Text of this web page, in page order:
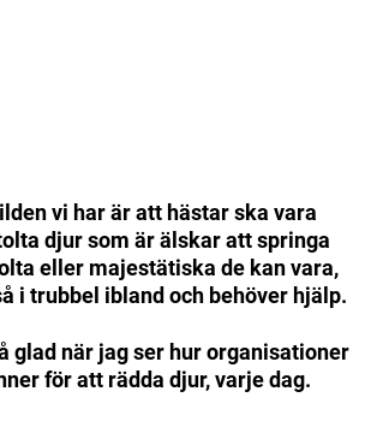
vi har är att hästar ska vara
djur som är älskar att springa
eller majestätiska de kan vara,
i trubbel ibland och behöver hjälp.
glad när jag ser hur organisationer
för att rädda djur, varje dag.